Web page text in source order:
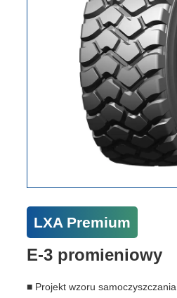
LXA Premium
E-3 promieniowy
■ Projekt wzoru samoczyszczania